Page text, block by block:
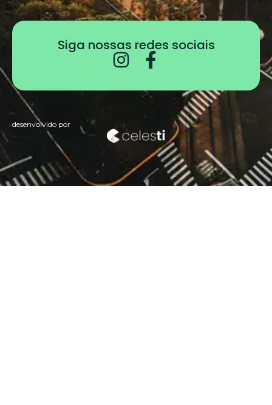
Siga nossas redes sociais
desenvolvido por